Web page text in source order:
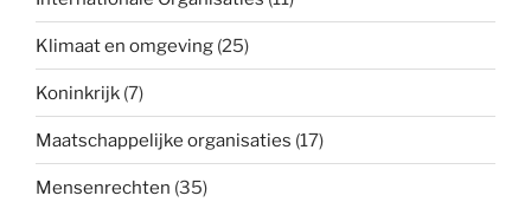
Klimaat en omgeving (25)
Koninkrijk (7)
Maatschappelijke organisaties (17)
Mensenrechten (35)